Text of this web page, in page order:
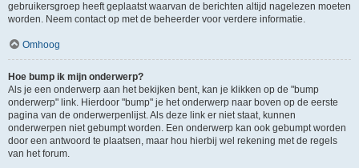
gebruikersgroep heeft geplaatst waarvan de berichten altijd nagelezen moeten
worden. Neem contact op met de beheerder voor verdere informatie.
Omhoog
Hoe bump ik mijn onderwerp?
Als je een onderwerp aan het bekijken bent, kan je klikken op de "bump
onderwerp" link. Hierdoor "bump" je het onderwerp naar boven op de eerste
pagina van de onderwerpenlijst. Als deze link er niet staat, kunnen
onderwerpen niet gebumpt worden. Een onderwerp kan ook gebumpt worden
door een antwoord te plaatsen, maar hou hierbij wel rekening met de regels
van het forum.